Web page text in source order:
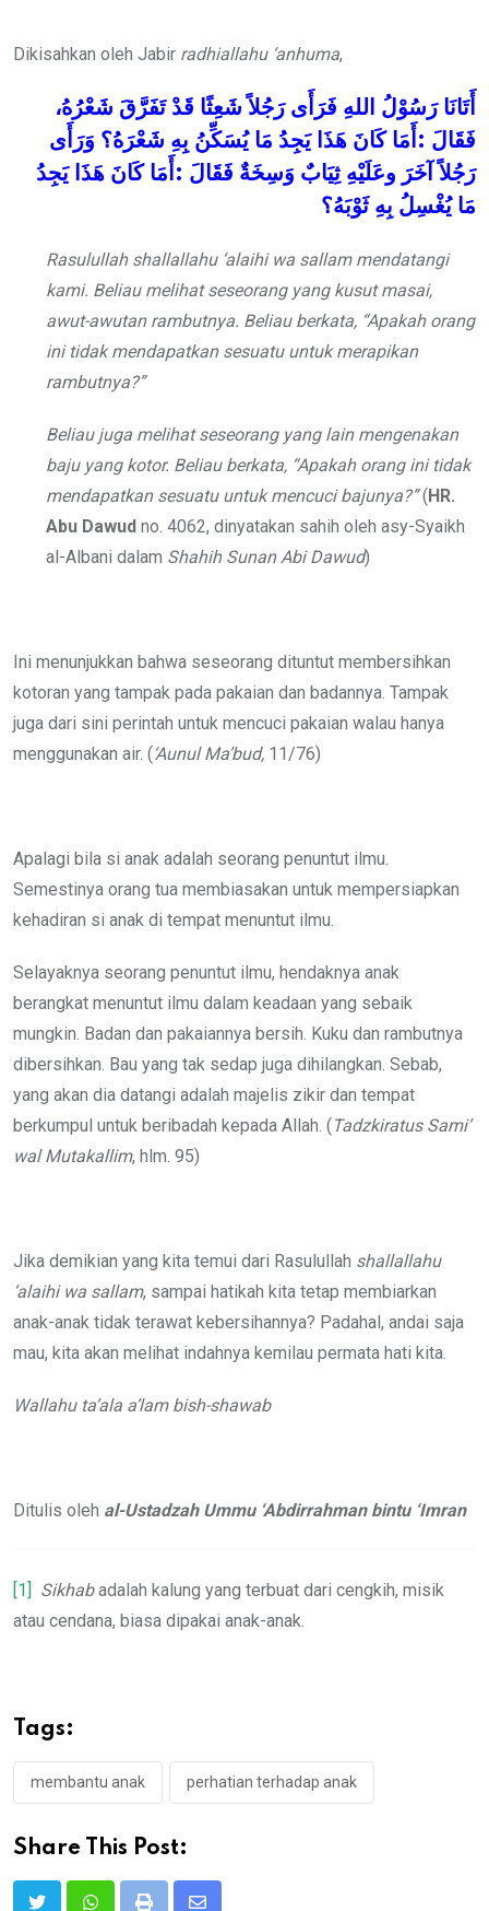
Dikisahkan oleh Jabir radhiallahu ‘anhuma,
أَتَانَا رَسُوْلُ اللهِ فَرَأَى رَجُلاً شَعِثًا قَدْ تَفَرَّقَ شَعْرُهُ،
فَقَالَ : أَمَا كَانَ هَذَا يَجِدُ مَا يُسَكِّنُ بِهِ شَعْرَهُ؟ وَرَأَى
رَجُلاً آخَرَ وعَلَيْهِ ثِيَابٌ وَسِخَةٌ فَقَالَ : أَمَا كَانَ هَذَا يَجِدُ
مَا يُغْسِلُ بِهِ ثَوْبَهُ؟
Rasulullah shallallahu ‘alaihi wa sallam mendatangi
kami. Beliau melihat seseorang yang kusut masai,
awut-awutan rambutnya. Beliau berkata, “Apakah orang
ini tidak mendapatkan sesuatu untuk merapikan
rambutnya?”
Beliau juga melihat seseorang yang lain mengenakan
baju yang kotor. Beliau berkata, “Apakah orang ini tidak
mendapatkan sesuatu untuk mencuci bajunya?”(HR.
Abu Dawud no. 4062, dinyatakan sahih oleh asy-Syaikh
al-Albani dalam Shahih Sunan Abi Dawud)
Ini menunjukkan bahwa seseorang dituntut membersihkan
kotoran yang tampak pada pakaian dan badannya. Tampak
juga dari sini perintah untuk mencuci pakaian walau hanya
menggunakan air. (‘Aunul Ma’bud, 11/76)
Apalagi bila si anak adalah seorang penuntut ilmu.
Semestinya orang tua membiasakan untuk mempersiapkan
kehadiran si anak di tempat menuntut ilmu.
Selayaknya seorang penuntut ilmu, hendaknya anak
berangkat menuntut ilmu dalam keadaan yang sebaik
mungkin. Badan dan pakaiannya bersih. Kuku dan rambutnya
dibersihkan. Bau yang tak sedap juga dihilangkan. Sebab,
yang akan dia datangi adalah majelis zikir dan tempat
berkumpul untuk beribadah kepada Allah. (Tadzkiratus Sami’
wal Mutakallim, hlm. 95)
Jika demikian yang kita temui dari Rasulullah shallallahu
‘alaihi wa sallam, sampai hatikah kita tetap membiarkan
anak-anak tidak terawat kebersihannya? Padahal, andai saja
mau, kita akan melihat indahnya kemilau permata hati kita.
Wallahu ta’ala a’lam bish-shawab
Ditulis oleh al-Ustadzah Ummu ‘Abdirrahman bintu ‘Imran
[1] Sikhabadalah kalung yang terbuat dari cengkih, misik
atau cendana, biasa dipakai anak-anak.
Tags:
membantu anak perhatian terhadap anak
Share This Post: